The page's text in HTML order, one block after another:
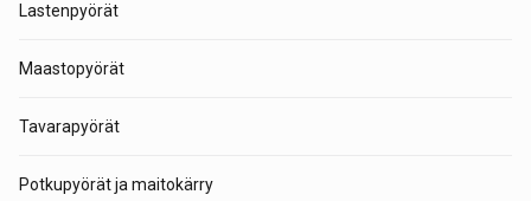
Lastenpyörät
Maastopyörät
Tavarapyörät
Potkupyörät ja maitokärry